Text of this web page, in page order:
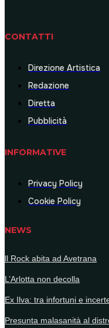
CONTATTI
Direzione Artistica
Redazione
Diretta
Pubblicità
INFORMATIVE
Privacy Policy
Cookie Policy
NEWS
ll Rock abita ad Avetrana
L’Arlotta non decolla
Ex Ilva: tra infortuni e
Presunta malasanità al